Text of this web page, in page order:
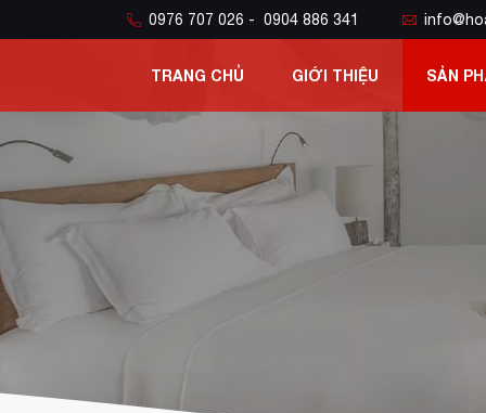
0976 707 026 - 0904 886 341
TRANG CHỦ GIỚI THIỆU SẢN